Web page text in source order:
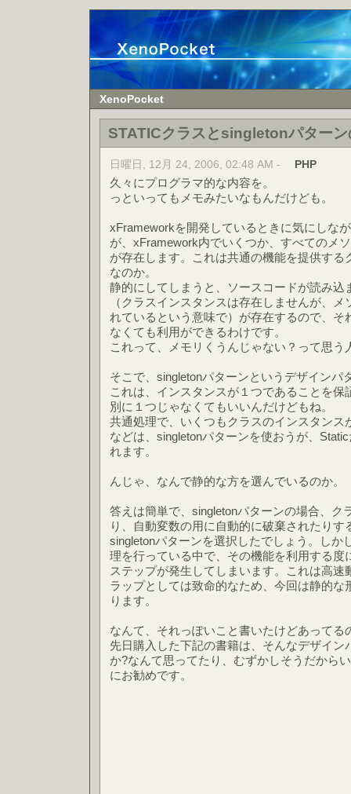
XenoPocket
STATICクラスとsingletonパターン
日曜日, 12月 24, 2006, 02:48 AM - PHP
久々にプログラマ的な内容を。
っといってもメモみたいなもんだけども。
xFrameworkを開発しているときに気にしな
が、xFramework内でいくつか、すべてのメ
が存在します。これは共通の機能を提供する
なのか。
静的にしてしまうと、ソースコードが読み込
（クラスインスタンスは存在しませんが、
れているという意味で）が存在するので、そ
なくても利用ができるわけです。
これって、メモリくうんじゃない？って思う
そこで、singletonパターンというデザインパ
これは、インスタンスが１つであることを
別に１つじゃなくてもいいんだけどもね。
共通処理で、いくつもクラスのインスタンス
などは、singletonパターンを使おうが、
れます。
んじゃ、なんで静的な方を選んでいるのか。
答えは簡単で、singletonパターンの場合、ク
り、自動変数の用に自動的に破棄されたりす
singletonパターンを選択したでしょう。しか
理を行っている中で、その機能を利用する度
ステップが発生してしまいます。これは高
ラップとしては致命的なため、今回は静的な
ります。
なんて、それっぽいこと書いたけどあってる
先日購入した下記の書籍は、そんなデザイン
か?なんて思ってたり、むずかしそうだから
にお勧めです。